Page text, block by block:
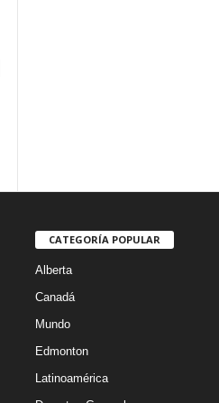
CATEGORÍA POPULAR
Alberta
Canadá
Mundo
Edmonton
Latinoamérica